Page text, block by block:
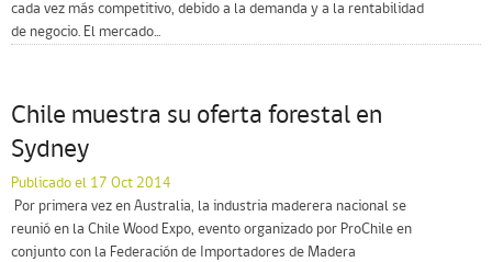
cada vez más competitivo, debido a la demanda y a la rentabilidad
de negocio. El mercado...
Chile muestra su oferta forestal en
Sydney
Publicado el 17 Oct 2014
 Por primera vez en Australia, la industria maderera nacional se
reunió en la Chile Wood Expo, evento organizado por ProChile en
conjunto con la Federación de Importadores de Madera